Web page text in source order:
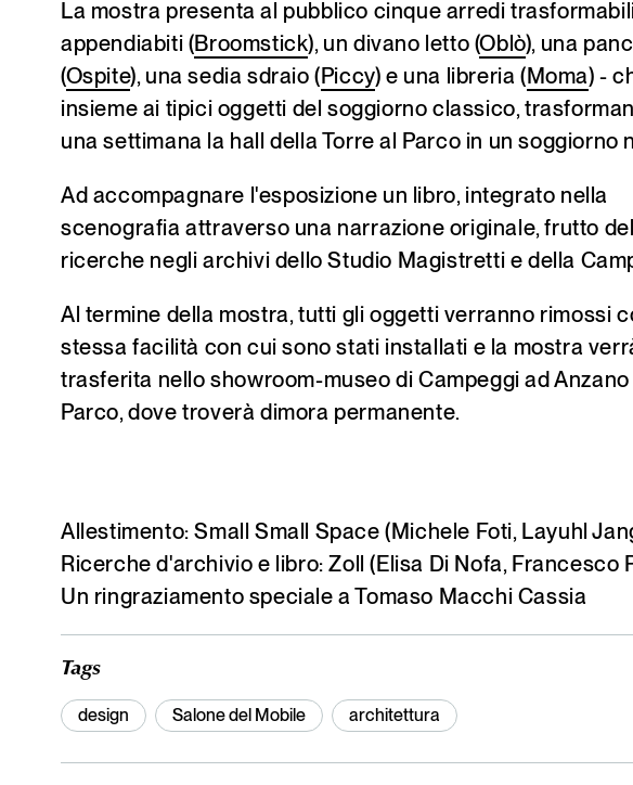
La mostra presenta al pubblico cinque arredi
appendiabiti (Broomstick), un divano letto (Oblò), una
(Ospite), una sedia sdraio (Piccy) e una libreria (Moma) -
insieme ai tipici oggetti del soggiorno classico,
una settimana la hall della Torre al Parco in un soggiorno
Ad accompagnare l'esposizione un libro, integrato nella
scenografia attraverso una narrazione originale, frutto
ricerche negli archivi dello Studio Magistretti e della
Al termine della mostra, tutti gli oggetti verranno rimossi
stessa facilità con cui sono stati installati e la mostra
trasferita nello showroom-museo di Campeggi ad Anzano
Parco, dove troverà dimora permanente.
Allestimento: Small Small Space (Michele Foti, Layuhl
Ricerche d'archivio e libro: Zoll (Elisa Di Nofa, Francesco
Un ringraziamento speciale a Tomaso Macchi Cassia
Tags
design Salone del Mobile architettura